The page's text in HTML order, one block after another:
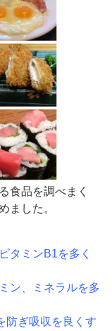
食品を調べまく
ました。
タミンB1を多く
ン、ミネラルを多
防ぎ吸収を良くす